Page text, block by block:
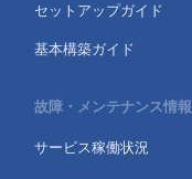
セットアップガイド
基本構築ガイド
故障・メンテナンス情報
サービス稼働状況